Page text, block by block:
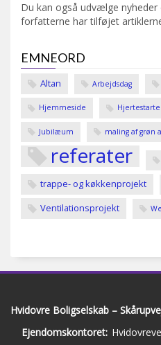
Du kan også udvælge
forfatterne har tilføjet
EMNEORD
Altan Arbejdsdag
Hjemmeside
Jubilæum maling af grøn
referater
trappe- og køkkenprojekt
Ventilationsprojekt
Hvidovre Boligselskab –
Ejendomskontoret: